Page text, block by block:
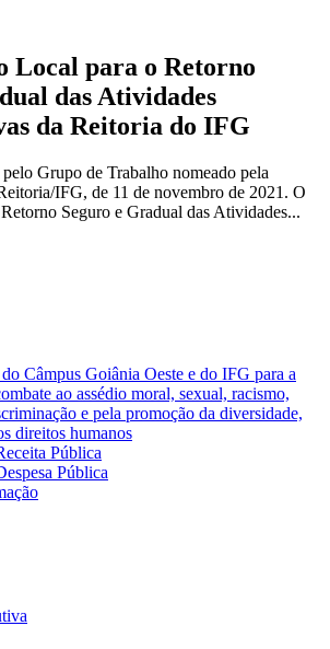
Local para o Retorno
das Atividades
da Reitoria do IFG
Grupo de Trabalho nomeado pela
IFG, de 11 de novembro de 2021. O
Seguro e Gradual das Atividades...
Câmpus Goiânia Oeste e do IFG para a
ao assédio moral, sexual, racismo,
e pela promoção da diversidade,
direitos humanos
Pública
Pública